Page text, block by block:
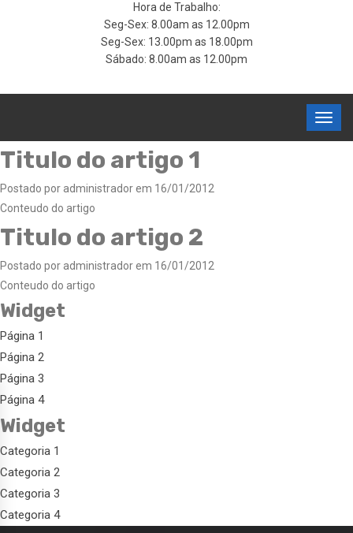
Hora de Trabalho:
Seg-Sex: 8.00am as 12.00pm
Seg-Sex: 13.00pm as 18.00pm
Sábado: 8.00am as 12.00pm
Titulo do artigo 1
Postado por administrador em 16/01/2012
Conteudo do artigo
Titulo do artigo 2
Postado por administrador em 16/01/2012
Conteudo do artigo
Widget
Página 1
Página 2
Página 3
Página 4
Widget
Categoria 1
Categoria 2
Categoria 3
Categoria 4